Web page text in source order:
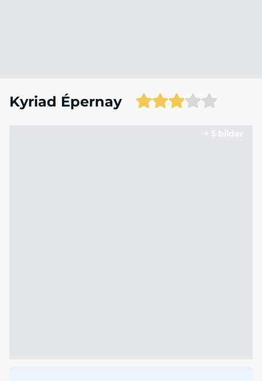
Kyriad Épernay
+ 5 bilder